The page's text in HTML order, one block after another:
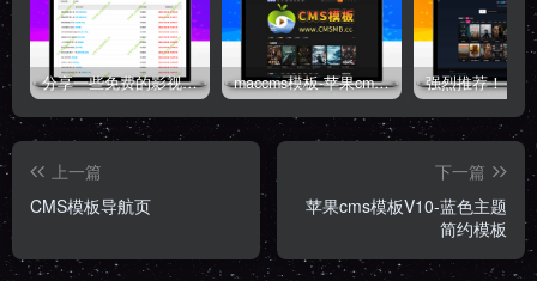
分享一些免费的影视采集资源站 maccms模板-苹果cms主题源码-自适应高端模板带后台
上一篇
CMS模板导航页
下一篇
苹果cms模板V10-蓝色主题
简约模板